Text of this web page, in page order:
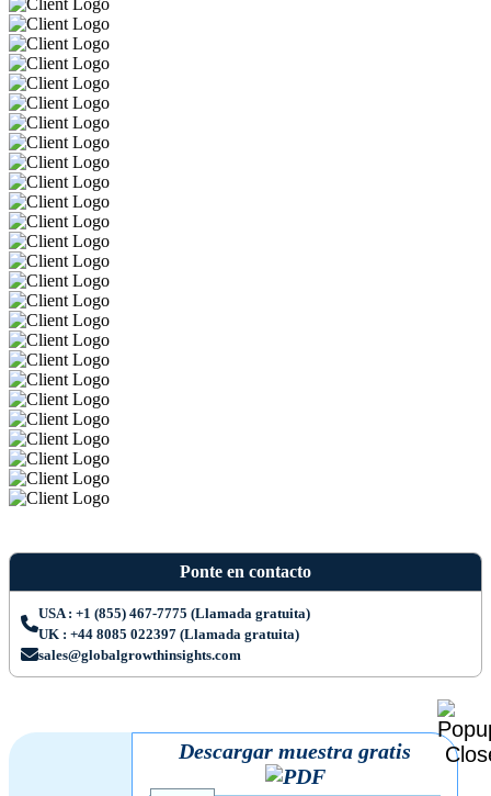
Ponte en contacto
USA : +1 (855) 467-7775 (Llamada gratuita)
UK : +44 8085 022397 (Llamada gratuita)
sales@globalgrowthinsights.com
Descargar muestra gratis